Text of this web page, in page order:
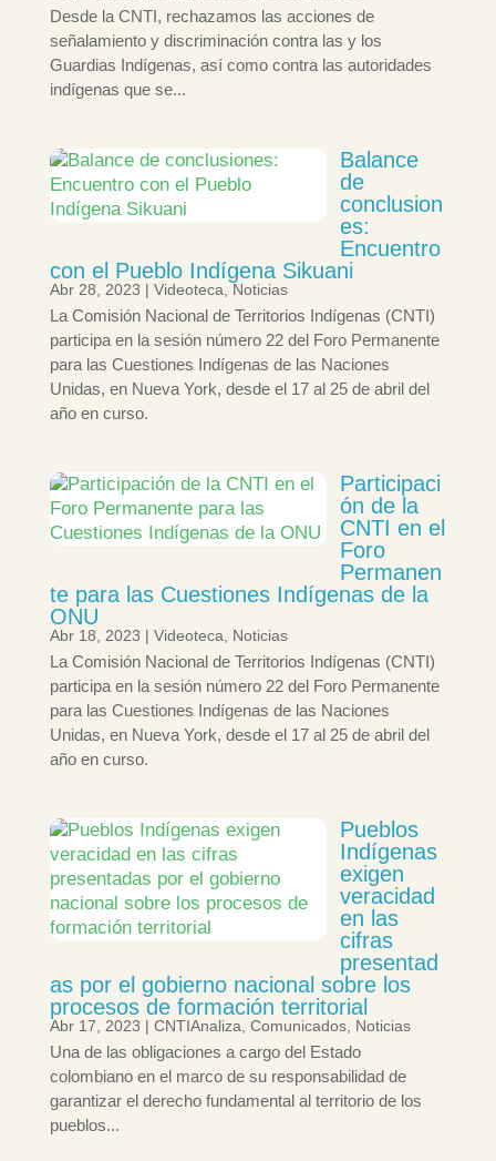
Desde la CNTI, rechazamos las acciones de
señalamiento y discriminación contra las y los
Guardias Indígenas, así como contra las autoridades
indígenas que se...
Balance
de
conclusion
es:
Encuentro
con el Pueblo Indígena Sikuani
Abr 28, 2023 | Videoteca ,Noticias
La Comisión Nacional de Territorios Indígenas (CNTI)
participa en la sesión número 22 del Foro Permanente
para las Cuestiones Indígenas de las Naciones
Unidas, en Nueva York, desde el 17 al 25 de abril del
año en curso.
Participaci
ón de la
CNTI en el
Foro
Permanen
te para las Cuestiones Indígenas de la
ONU
Abr 18, 2023 | Videoteca Noticias
La Comisión Nacional de Territorios Indígenas (CNTI)
participa en la sesión número 22 del Foro Permanente
para las Cuestiones Indígenas de las Naciones
Unidas, en Nueva York, desde el 17 al 25 de abril del
año en curso.
Pueblos
Indígenas
exigen
veracidad
en las
cifras
presentad
as por el gobierno nacional sobre los
procesos de formación territorial
Abr 17, 2023 | CNTIAnaliza Comunicados, Noticias
Una de las obligaciones a cargo del Estado
colombiano en el marco de su responsabilidad de
garantizar el derecho fundamental al territorio de los
pueblos...